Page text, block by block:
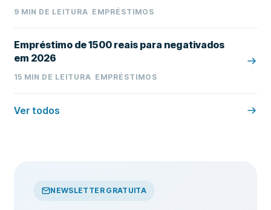
9 MIN DE LEITURA EMPRÉSTIMOS
Empréstimo de 1500 reais para negativados
em 2026
15 MIN DE LEITURA EMPRÉSTIMOS
Ver todos
NEWSLETTER GRATUITA